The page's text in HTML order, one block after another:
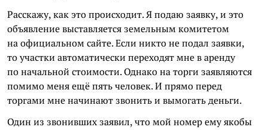
Расскажу, как это происходит. Я подаю заявку, и это
объявление выставляется земельным комитетом
на официальном сайте. Если никто не подал заявки,
то участки автоматически переходят мне в аренду
по начальной стоимости. Однако на торги заявляются
помимо меня ещё пять человек. И прямо перед
торгами мне начинают звонить и вымогать деньги.
Один из звонивших заявил, что мой номер ему якобы